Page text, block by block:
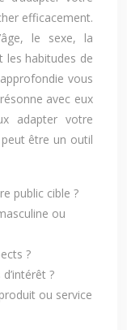
efficacement.
le sexe, la
les habitudes de
vous
avec eux
adapter votre
être un outil
public cible ?
ou
?
?
ou service